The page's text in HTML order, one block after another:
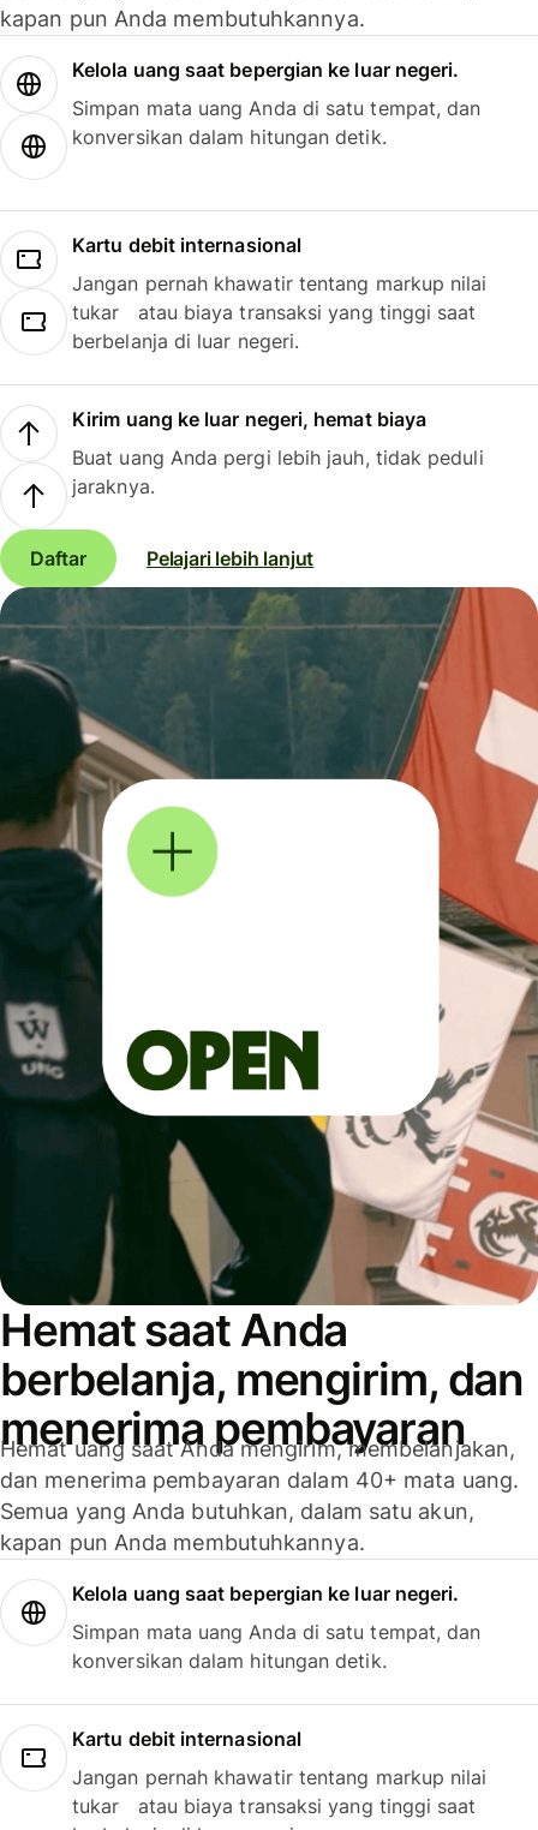
kapan pun Anda membutuhkannya.
Kelola uang saat bepergian ke luar negeri.
Simpan mata uang Anda di satu tempat, dan
konversikan dalam hitungan detik.
Kartu debit internasional
Jangan pernah khawatir tentang markup nilai
tukar atau biaya transaksi yang tinggi saat
berbelanja di luar negeri.
Kirim uang ke luar negeri, hemat biaya
Buat uang Anda pergi lebih jauh, tidak peduli
jaraknya.
Daftar Pelajari lebih lanjut
Hemat saat Anda
berbelanja, mengirim, dan
menerima pembayaran
Hemat uang saat Anda mengirim, membelanjakan,
dan menerima pembayaran dalam 40+ mata uang.
Semua yang Anda butuhkan, dalam satu akun,
kapan pun Anda membutuhkannya.
Kelola uang saat bepergian ke luar negeri.
Simpan mata uang Anda di satu tempat, dan
konversikan dalam hitungan detik.
Kartu debit internasional
Jangan pernah khawatir tentang markup nilai
tukar atau biaya transaksi yang tinggi saat